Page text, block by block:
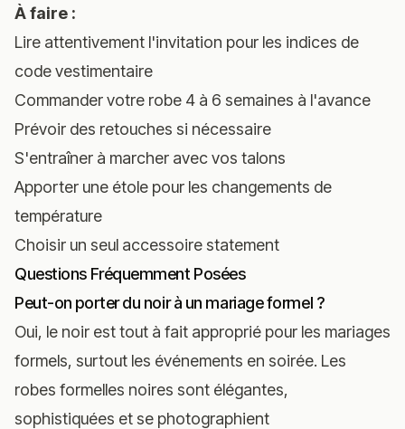
À faire :
Lire attentivement l'invitation pour les indices de
code vestimentaire
Commander votre robe 4 à 6 semaines à l'avance
Prévoir des retouches si nécessaire
S'entraîner à marcher avec vos talons
Apporter une étole pour les changements de
température
Choisir un seul accessoire statement
Questions Fréquemment Posées
Peut-on porter du noir à un mariage formel ?
Oui, le noir est tout à fait approprié pour les mariages
formels, surtout les événements en soirée. Les
robes formelles noires sont élégantes,
sophistiquées et se photographient